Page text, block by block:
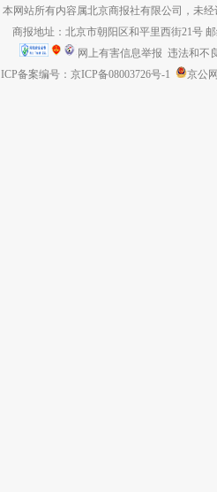
本网站所有内容属北京商报社有限公司，未经
商报地址：北京市朝阳区和平里西街21号
网上有害信息举报 违法和不
ICP备案编号：京ICP备08003726号-1
京公